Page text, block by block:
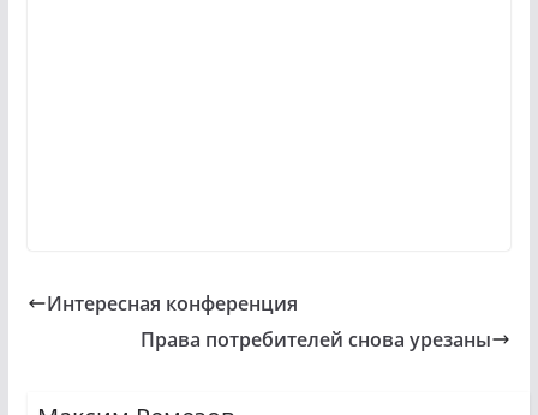
Интересная конференция
Права потребителей снова урезаны